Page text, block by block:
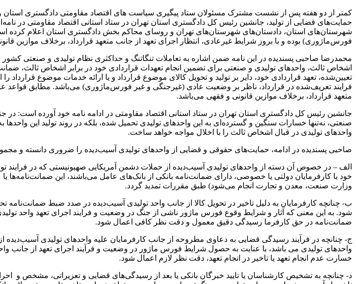
کمتر از دو هفته پس از نشست مشترک مسئولان ستاد پیگیری سیاست های اقتصاد مقاومتی دادگستری استان
حمایت‌های قضایی از تولید، جانشین رئیس کل دادگستری استان تهران در ستاد استانی اقتصاد مقاومتی در
شهرستان‌های استان، دادستان‌های شهرستان‌های تهران و روسای محاکم بخش دادگستری استان اعلام کرده
فورس‌ماژوری) بوده و با بروز شرایط غیرعادی، انتظار اجرای تعهد از جانب متعهد قرارداد، برخلاف موازین
محمدرضا صاحبی پسندیده در این نامه ضمن اشاره به تعاملات تنگاتنگ و حداکثری نظام تولیدی و صنعتی
اشخاص ثالث، واحدهای تولیدی و صنعتی برای تضمین انجام تعهدات قراردادی خود در برابر اشخاص ثالث،
تعیین‌شده، تعهد قراردادی خود، دایر بر تولید و تحویل کالای موضوع قرارداد و یا ارائه خدمات موضوع قرارداد
فرایند تعریف‌شده در قرارداد، ناظر بر وضعیت عادی (غیرجنگی و غیر فورس‌ماژوری) می‌باشد. مطابق قواعد
متعهد قرارداد، برخلاف موازین قانونی و فقهی می‌باشد.
صنعتی، نه‌تنها خسارات سنگین و گسترده‌ای به این واحدهای تولیدی تحمیل شده، بلکه در روند تولید این
واحدهای تولیدی در قبال اشخاص ثالث را با اخلال مواجه خواهد ساخت.
صاحبی پسندیده در ادامه، حمایت‌های حقوقی و قضایی از واحدهای تولیدی آسیب‌دیده را ضروری دانسته و
الف – در خصوص آن دسته از واحدهای تولیدی آسیب‌دیده از حملات دشمن آمریکایی صهیونیستی که در فرایند
خود با کارفرمایان دولتی یا خصوصی، دارای ضمانت‌نامه بانکی از بانک‌های عامل می‌باشند، این ضمانت‌نامه‌ها
وزارت صنعت، معدن و تجارت انجام می‌شود) طبق مقررات تمدید گردد.
ب- چنانچه کارفرمایان به دلیل تاخیر در تحویل کالا از جانب واحد تولیدی آسیب‌دیده در صدد ضبط
شود. به این معنی که آثار و شرایط وقوع فورس ماژور ناشی از جنگ در وضعیت و فرایند اجرای تعهد واحد
ضمانت‌نامه در حق کارفرما رسیدگی دقیق معمول و دقت نظر کافی اعمال شود.
ج- چنانچه در فرآیند رسیدگی قضایی به دعاوی مطروحه از جانب کارفرمایان علیه واحدهای تولیدی
واحدهای تولیدی می‌ باشد، با عنایت به حصول شرایط فورس ماژور در وضعیت و فرآیند اجرای تعهد از جانب
خسارت عدم انجام تعهد یا تاخیر در انجام تعهد، دقت نظر لازم اعمال شود.
د- چنانچه به تشخیص کارشناسان یا تایید خبرگان بانکی یا بعد از رسیدگی‌های قضایی و تعزیراتی، مشخص و